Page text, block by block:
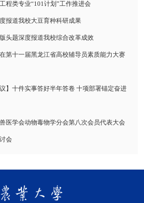
程类专业“101计划”工作推进会
报道我校大豆育种科研成果
头题深度报道我校综合改革成效
第十一届黑龙江省高校辅导员素质能力大赛
】十件实事答好半年答卷 十项部署锚定奋进
医学会动物毒物学分会第八次会员代表大会
会